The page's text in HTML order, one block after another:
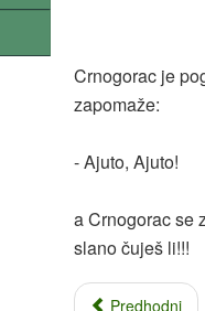
Crnogorac je
zapomaže:
- Ajuto, Ajuto!
a Crnogorac se
slano čuješ li!!!
Predhodni